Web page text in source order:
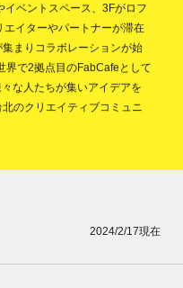
イベントスペース、3Fがロフ
エイターやパートナーが滞在
まりコラボレーションが始
界で2拠点目のFabCafeとして
な人たちが集いアイデアを
のクリエイティブコミュニ
2024/2/17現在